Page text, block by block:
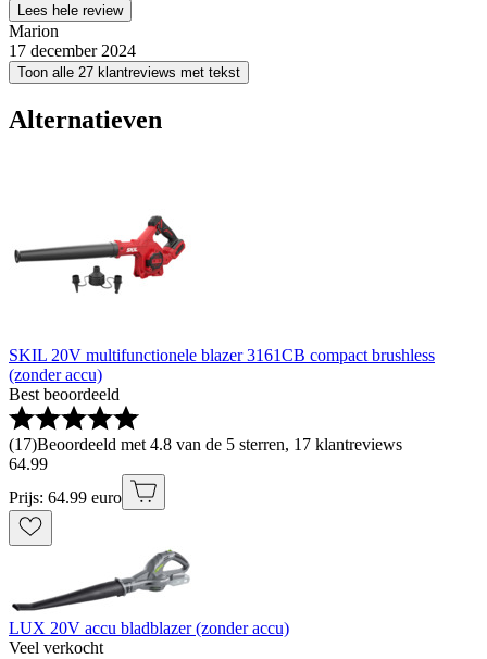
Lees hele review
Marion
17 december 2024
Toon alle 27 klantreviews met tekst
Alternatieven
SKIL 20V multifunctionele blazer 3161CB compact brushless
(zonder accu)
Best beoordeeld
(17)Beoordeeld met 4.8 van de 5 sterren, 17 klantreviews
64.99
Prijs: 64.99 euro
LUX 20V accu bladblazer (zonder accu)
Veel verkocht